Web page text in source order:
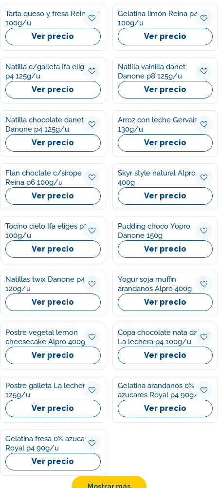
Tarta queso y fresa Reina p4
100g/u
Ver precio
Gelatina limón Reina p4
100g/u
Ver precio
Natilla c/galleta Ifa eliges
p4 125g/u
Ver precio
Natilla vainilla danet
Danone p8 125g/u
Ver precio
Natilla chocolate danet
Danone p4 125g/u
Ver precio
Arroz con leche Gervais p2
130g/u
Ver precio
Flan choclate c/sirope
Reina p6 100g/u
Ver precio
Skyr style natural Alpro
400g
Ver precio
Tocino cielo Ifa eliges p2
100g/u
Ver precio
Pudding choco Yopro
Danone 150g
Ver precio
Natillas twix Danone p4
120g/u
Ver precio
Yogur soja muffin
arandanos Alpro 400g
Ver precio
Postre vegetal lemon
cheesecake Alpro 400g
Ver precio
Copa chocolate nata dalky
La lechera p4 100g/u
Ver precio
Postre galleta La lechera p2
125g/u
Ver precio
Gelatina arandanos 0%
azucares Royal p4 90g/u
Ver precio
Gelatina fresa 0% azucares
Royal p4 90g/u
Ver precio